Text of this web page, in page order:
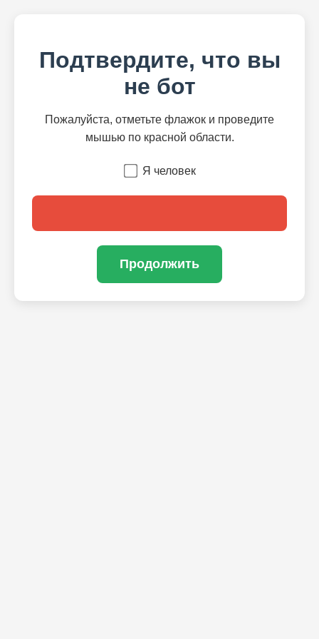
Подтвердите, что вы
не бот
Пожалуйста, отметьте флажок и проведите
мышью по красной области.
Я человек
Продолжить